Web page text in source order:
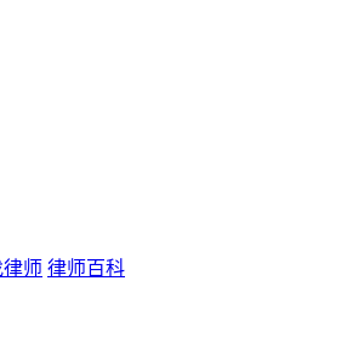
师 律师百科